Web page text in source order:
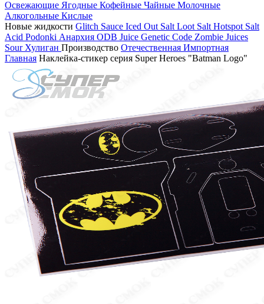
Освежающие Ягодные Кофейные Чайные Молочные
Алкогольные Кислые
Новые жидкости Glitch Sauce Iced Out Salt Loot Salt Hotspot Salt
Acid Podonki Анархия ODB Juice Genetic Code Zombie Juices
Sour Хулиган Производство Отечественная Импортная
Главная Наклейка-стикер серия Super Heroes "Batman Logo"